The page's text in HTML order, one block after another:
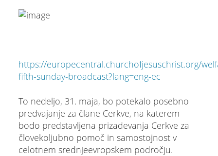
https://europecentral.churchofjesuschrist.org/
fifth-sunday-broadcast?lang=eng-ec
To nedeljo, 31. maja, bo potekalo posebno
predvajanje za člane Cerkve, na katerem
bodo predstavljena prizadevanja Cerkve za
človekoljubno pomoč in samostojnost v
celotnem srednjeevropskem področju.